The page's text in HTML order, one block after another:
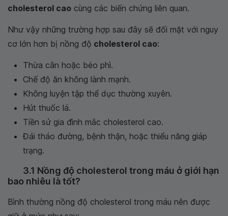
cholesterol cao cùng các biến chứng liên quan.
Như vậy những trường hợp sau đây sẽ đối mặt với nguy
cơ lớn hơn bị nồng độ cholesterol cao:
Thừa cân hoặc béo phì.
Chế độ ăn không lành mạnh.
Không luyện tập thể dục thường xuyên.
Hút thuốc lá.
Tiền sử gia đình mắc cholesterol cao.
Đái tháo đường, bệnh thận, hoặc thiểu năng giáp
trạng.
3.1 Nồng độ cholesterol trong máu ở giới hạn
bao nhiêu là tốt?
Bình thường nồng độ cholesterol trong máu nên được